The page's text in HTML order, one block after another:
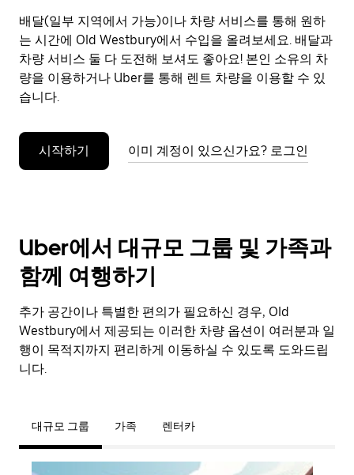
려
면
Esc
키
를
누
세
배달(일부 지역에서 가능)이나 차량 서비스를 통해 원하
는 시간에 Old Westbury에서 수입을 올려보세요. 배달과
차량 서비스 둘 다 도전해 보셔도 좋아요! 본인 소유의 차
량을 이용하거나 Uber를 통해 렌트 차량을 이용할 수 있
습니다.
시작하기 이미 계정이 있으신가요? 로그인
Uber에서 대규모 그룹 및 가족과
함께 여행하기
추가 공간이나 특별한 편의가 필요하신 경우, Old
Westbury에서 제공되는 이러한 차량 옵션이 여러분과 일
행이 목적지까지 편리하게 이동하실 수 있도록 도와드립
니다.
대규모 그룹 가족 렌터카